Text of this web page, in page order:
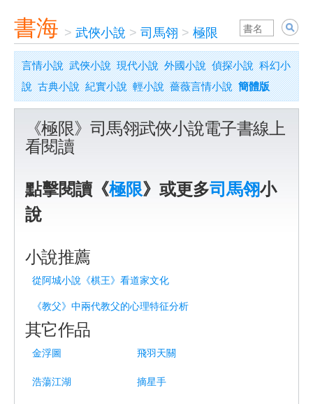
書海 > 武俠小說 > 司馬翎 > 極限
言情小說 武俠小說 現代小說 外國小說 偵探小說 科幻小
說 古典小說 紀實小說 輕小說 薔薇言情小說 簡體版
《極限》司馬翎武俠小說電子書線上
看閱讀
點擊閱讀《極限》或更多司馬翎小
說
小說推薦
從阿城小說《棋王》看道家文化
《教父》中兩代教父的心理特征分析
其它作品
金浮圖 飛羽天關
浩蕩江湖 摘星手